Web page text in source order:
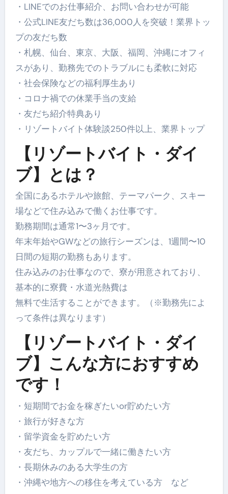
・LINEでのお仕事紹介、お問い合わせが可能
・公式LINE友だち数は36,000人を突破！業界トッ
プの友だち数
・札幌、仙台、東京、大阪、福岡、沖縄にオフィ
スがあり、勤務先でのトラブルにも柔軟に対応
・社会保険などの福利厚生あり
・コロナ禍での休業手当の支給
・友だち紹介特典あり
・リゾートバイト体験談250件以上、業界トップ
【リゾートバイト・ダイ
ブ】とは？
全国にあるホテルや旅館、テーマパーク、スキー
場などで住み込みで働くお仕事です。
勤務期間は通常1〜3ヶ月です。
年末年始やGWなどの旅行シーズンは、1週間〜10
日間の短期の勤務もあります。
住み込みのお仕事なので、寮が用意されており、
基本的に寮費・水道光熱費は
無料で生活することができます。（※勤務先によ
って条件は異なります）
【リゾートバイト・ダイ
ブ】こんな方におすすめ
です！
・短期間でお金を稼ぎたいor貯めたい方
・旅行が好きな方
・留学資金を貯めたい方
・友だち、カップルで一緒に働きたい方
・長期休みのある大学生の方
・沖縄や地方への移住を考えている方 など